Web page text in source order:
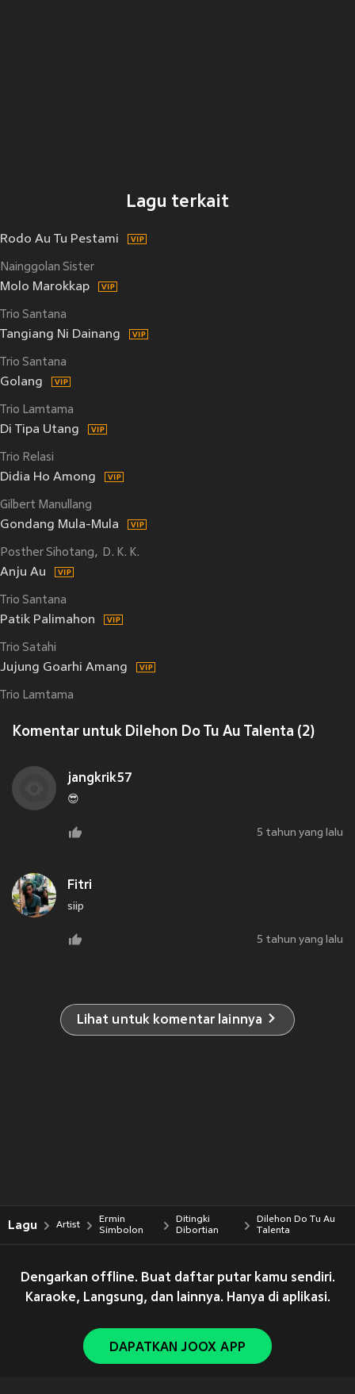
Lagu terkait
Rodo Au Tu Pestami
Nainggolan Sister
Molo Marokkap
Trio Santana
Tangiang Ni Dainang
Trio Santana
Golang
Trio Lamtama
Di Tipa Utang
Trio Relasi
Didia Ho Among
Gilbert Manullang
Gondang Mula-Mula
Posther Sihotang D. K. K.
Anju Au
Trio Santana
Patik Palimahon
Trio Satahi
Jujung Goarhi Amang
Trio Lamtama
Komentar untuk Dilehon Do Tu Au Talenta (2)
jangkrik57
😎
5 tahun yang lalu
Fitri
siip
5 tahun yang lalu
Lihat untuk komentar lainnya
Lagu Artist
Ermin
Simbolon
Ditingki
Dibortian
Dilehon Do Tu Au
Talenta
Dengarkan offline. Buat daftar putar kamu sendiri.
Karaoke, Langsung, dan lainnya. Hanya di aplikasi.
DAPATKAN JOOX APP